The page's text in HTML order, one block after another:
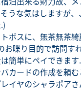
うな気はしますが、
ボスに、無茶無茶
お喋り目的で訪問す
簡単にペイできま
カードの作成を頼
イヤのシャラポア